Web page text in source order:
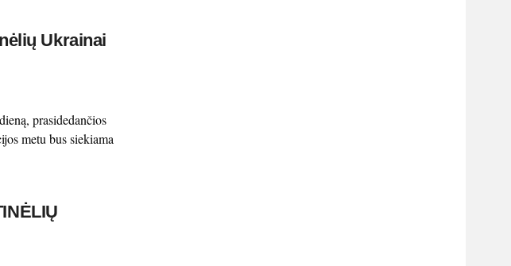
Ukrainai
prasidedančios
metu bus siekiama